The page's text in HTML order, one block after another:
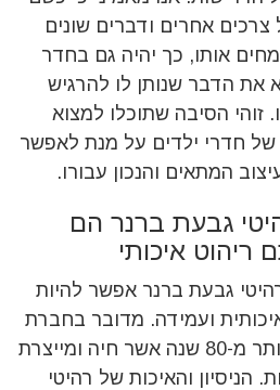
אחרים ודברים שונים
אותו, כך יהיה גם בחדר
את הדבר שנותן לו להרגיש
זוהי הסיבה שתוכלו למצוא
של חדרי ילדים על מנת לאפשר
המתאים והנכון עבורו.
גבעת ברנר הם
איכותי
גבעת ברנר אפשר להיות
ועמידה. מדובר בחברת
רהיטים בעלת ותק של יותר מ-80 שנה אשר חיה ומייצרת
הניסיון והאיכות של רהיטי